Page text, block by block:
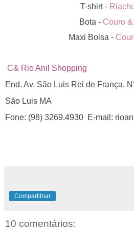
T-shirt -
Bota - Couro
Maxi Bolsa -
C& Rio Anil Shopping
End. Av. São Luis Rei de França,
São Luis MA
Fone: (98) 3269.4930 E-mail:
Compartilhar
10 comentários: